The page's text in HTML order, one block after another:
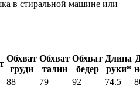
в стиральной машине или
Обхват
груди
Обхват
талии
Обхват
бедер
Длина
руки*
88 79 92 74.5